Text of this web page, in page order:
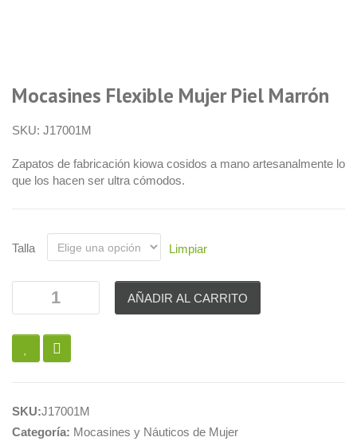
Mocasines Flexible Mujer Piel Marrón
SKU: J17001M
Zapatos de fabricación kiowa cosidos a mano artesanalmente lo
que los hacen ser ultra cómodos.
Talla Limpiar
AÑADIR AL CARRITO
SKU:J17001M
Categoría: Mocasines y Náuticos de Mujer